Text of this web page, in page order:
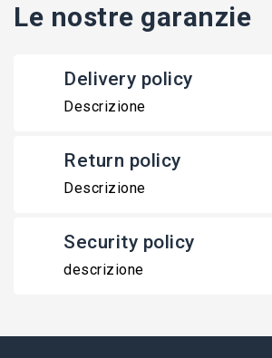
Le nostre garanzie
Delivery policy
Descrizione
Return policy
Descrizione
Security policy
descrizione